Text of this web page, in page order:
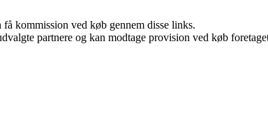
kommission ved køb gennem disse links.
partnere og kan modtage provision ved køb